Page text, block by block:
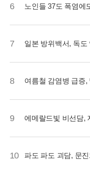
6 노인들 37도 폭염에
7 일본 방위백서, 독도
8 여름철 감염병 급증
9 에메랄드빛 비선담,
10 파도 파도 괴담, 문